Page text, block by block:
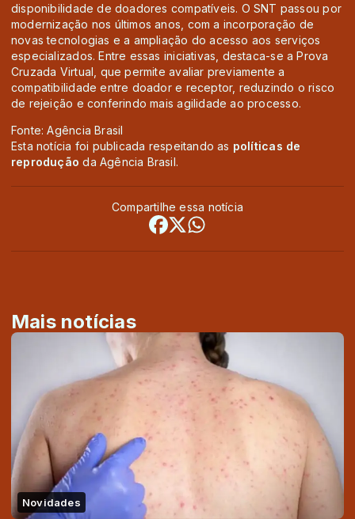
disponibilidade de doadores compatíveis. O SNT passou por
modernização nos últimos anos, com a incorporação de
novas tecnologias e a ampliação do acesso aos serviços
especializados. Entre essas iniciativas, destaca-se a Prova
Cruzada Virtual, que permite avaliar previamente a
compatibilidade entre doador e receptor, reduzindo o risco
de rejeição e conferindo mais agilidade ao processo.
Fonte: Agência Brasil
Esta notícia foi publicada respeitando as políticas de
reprodução da Agência Brasil.
Compartilhe essa notícia
Mais notícias
Novidades